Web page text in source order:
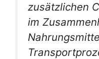
zusätzlichen
im